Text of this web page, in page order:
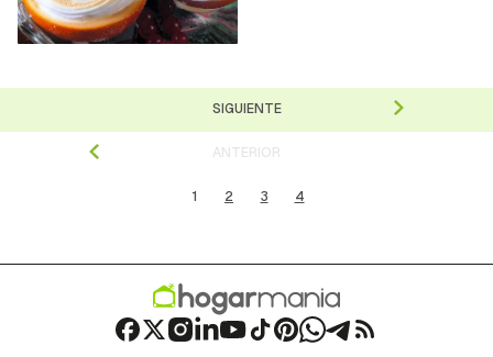
ANTERIOR
1 2 3 4
SIGUIENTE